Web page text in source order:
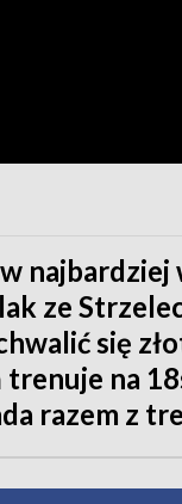
ze
się
trenuje na
razem z